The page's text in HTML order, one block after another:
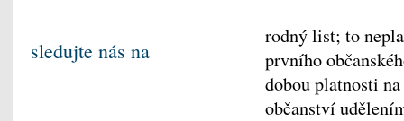
rodný list; to
prvního
dobou platnosti
občanství
sledujte nás na